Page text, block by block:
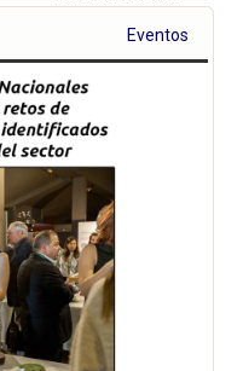
el sector del
packaging
Eventos